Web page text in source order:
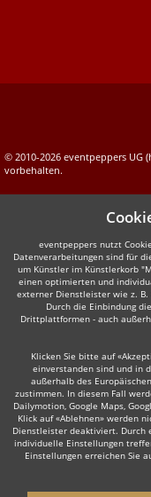
© 2010-2026 eventpeppers UG
vorbehalten.
eventpeppers nutzt
Datenverarbeitungen sind für
um Künstler im Künstlerkorb
einen optimierten und
externer Dienstleister wie z. B.
Durch die Einbindung
Drittplattformen - auch
Klicken Sie bitte auf
einverstanden sind und in
außerhalb des
zustimmen. In diesem Fall
Dailymotion, Google Maps,
Klick auf «Ablehnen» werden
Dienstleister deaktiviert. Durch
individuelle Einstellungen
Einstellungen erreichen Sie